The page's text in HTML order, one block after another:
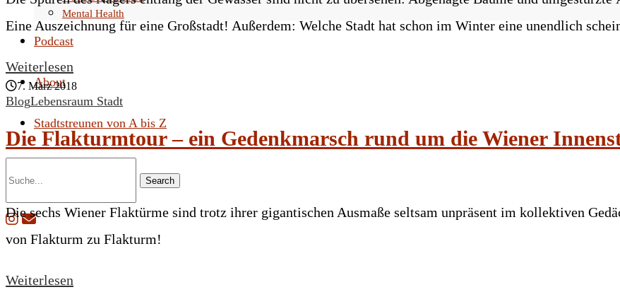
Mental Health
Podcast
About
Stadtstreunen von A bis Z
Search
Eine Auszeichnung für eine Großstadt! Außerdem: Welche Stadt hat schon im Winter eine unendlich
Weiterlesen
7. März 2018
BlogLebensraum Stadt
Die Flakturmtour – ein Gedenkmarsch rund um die Wiener
Die sechs Wiener Flaktürme sind trotz ihrer gigantischen Ausmaße seltsam unpräsent im kollektiven
von Flakturm zu Flakturm!
Weiterlesen